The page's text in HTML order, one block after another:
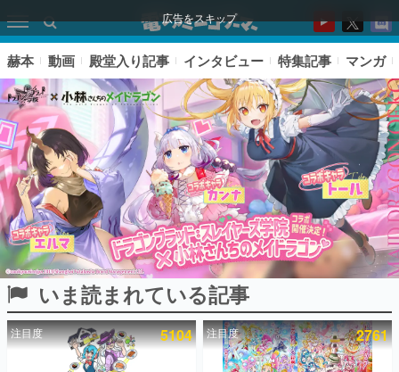
広告をスキップ
ピックアップ
電ファミのいま読まれている記事ランキング
赫本 動画 殿堂入り記事 インタビュー 特集記事 マンガ
いま読まれている記事
注目度 5104 注目度 2761